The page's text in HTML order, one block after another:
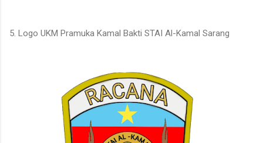
5. Logo UKM Pramuka Kamal Bakti STAI Al-Kamal Sarang